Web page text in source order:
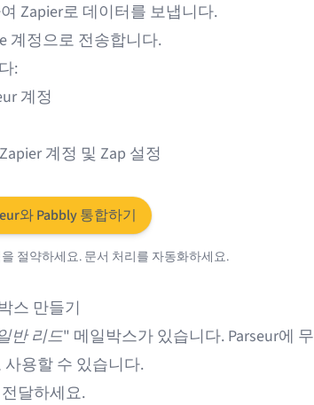
Zapier로 데이터를 보냅니다.
계정으로 전송합니다.
:
계정
Zapier계정 및 Zap 설정
와 Pabbly 통합하기
절약하세요. 문서 처리를 자동화하세요.
스 만들기
반 리드" 메일박스가 있습니다. Parseur에 무
용할 수 있습니다.
달하세요.